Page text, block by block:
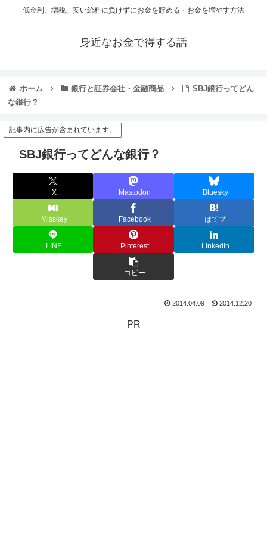
低金利、増税、安い給料に負けずにお金を貯める・お金を増やす方法
身近なお金で得する話
ホーム 銀行と証券会社・金融商品
SBJ銀行ってどん
な銀行？
記事内に広告が含まれています。
SBJ銀行ってどんな銀行？
X Mastodon Bluesky
Misskey Facebook はてブ
LINE Pinterest LinkedIn
コピー
2014.04.09 2014.12.20
PR